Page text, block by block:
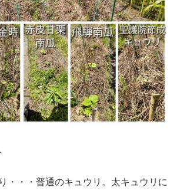
・・・普通のキュウリ。太キュウリに